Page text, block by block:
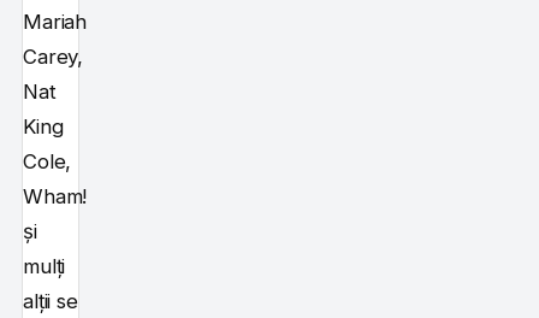
Mariah
Carey,
Nat
King
Cole,
Wham!
și
mulți
alții se